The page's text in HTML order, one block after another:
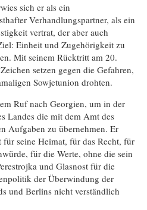
sich er als ein
Verhandlungspartner, als ein
vertrat, der aber auch
Einheit und Zugehörigkeit zu
Mit seinem Rücktritt am 20.
setzen gegen die Gefahren,
Sowjetunion drohten.
Ruf nach Georgien, um in der
Landes die mit dem Amt des
Aufgaben zu übernehmen. Er
seine Heimat, für das Recht, für
für die Werte, ohne die sein
und Glasnost für die
der Überwindung der
und Berlins nicht verständlich